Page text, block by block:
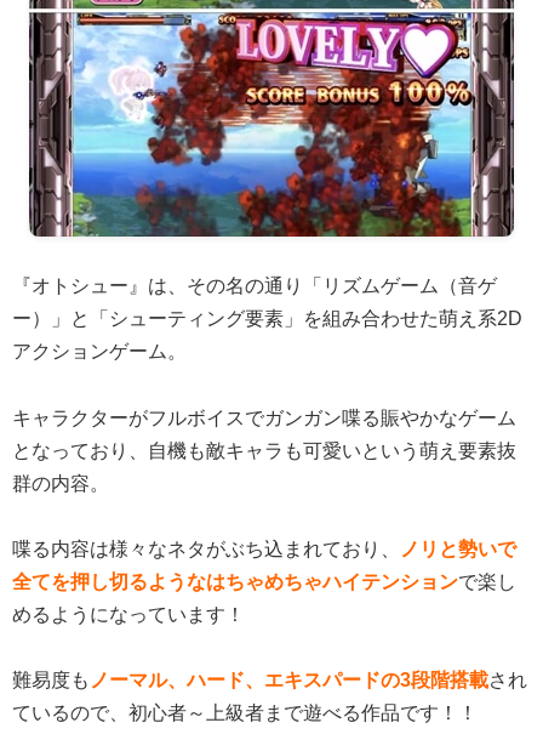
『オトシュー』は、その名の通り「リズムゲーム（音ゲ
ー）」と「シューティング要素」を組み合わせた萌え系2D
アクションゲーム。
キャラクターがフルボイスでガンガン喋る賑やかなゲーム
となっており、自機も敵キャラも可愛いという萌え要素抜
群の内容。
喋る内容は様々なネタがぶち込まれており、
ノリと勢いで
全てを押し切るようなはちゃめちゃハイテンションで楽し
めるようになっています！
難易度も ノーマル、ハード、エキスパードの3段階搭載され
ているので、初心者～上級者まで遊べる作品です！！